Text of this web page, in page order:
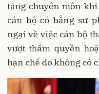
tảng chuyên môn
cán bộ có bằng sư
ngại về việc cán bộ
vượt thẩm quyền
hạn chế do không có